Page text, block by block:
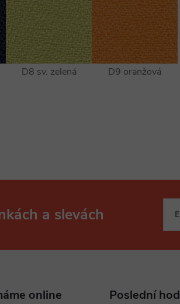
D8 sv. zelená D9 oranžová
a slevách
online
Poslední